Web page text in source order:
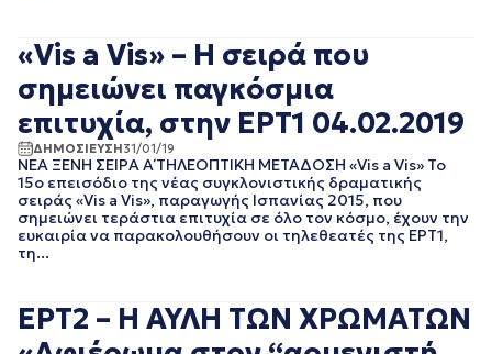
ΜΑΙΟΣ 2023
ΑΠΡΙΛΙΟΣ 2023
ΜΑΡΤΙΟΣ 2023
ΦΕΒΡΟΥΑΡΙΟΣ 2023
ΔΕΚΕΜΒΡΙΟΣ 2022
ΝΟΕΜΒΡΙΟΣ 2022
ΟΚΤΩΒΡΙΟΣ 2022
ΣΕΠΤΕΜΒΡΙΟΣ 2022
ΙΟΥΝΙΟΣ 2022
ΜΑΙΟΣ 2022
«Vis a Vis» – Η σειρά που
σημειώνει παγκόσμια
επιτυχία, στην ΕΡΤ1 04.02.2019
ΔΗΜΟΣΙΕΥΣΗ31/01/19
ΝΕΑ ΞΕΝΗ ΣΕΙΡΑ Α΄ ΤΗΛΕΟΠΤΙΚΗ ΜΕΤΑΔΟΣΗ «Vis a Vis» Το
15ο επεισόδιο της νέας συγκλονιστικής δραματικής
σειράς «Vis a Vis», παραγωγής Ισπανίας 2015, που
σημειώνει τεράστια επιτυχία σε όλο τον κόσμο, έχουν την
ευκαιρία να παρακολουθήσουν οι τηλεθεατές της ΕΡΤ1,
τη...
ΕΡΤ2 – Η ΑΥΛΗ ΤΩΝ ΧΡΩΜΑΤΩΝ